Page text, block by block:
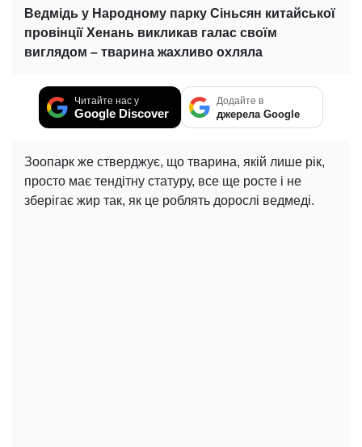
Ведмідь у Народному парку Сіньсян китайської
провінції Хенань викликав галас своїм
виглядом – тварина жахливо охляла
Читайте нас у
Google Discover
Додайте в
джерела Google
Зоопарк же стверджує, що тварина, якій лише рік,
просто має тендітну статуру, все ще росте і не
зберігає жир так, як це роблять дорослі ведмеді.